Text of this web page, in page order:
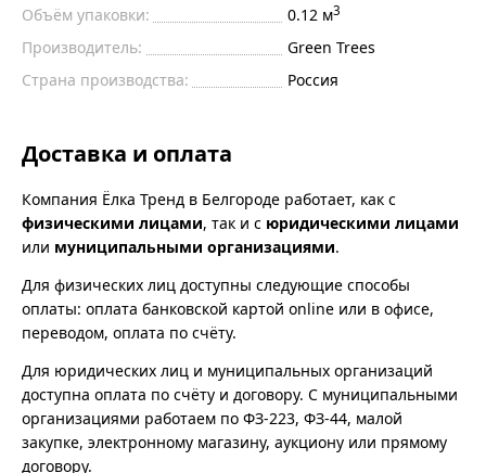
Объём упаковки:
0.12 м3
Производитель:
Green Trees
Страна производства:
Россия
Доставка и оплата
Компания Ёлка Тренд в Белгороде работает, как с
физическими лицами, так и с юридическими лицами
или муниципальными организациями.
Для физических лиц доступны следующие способы
оплаты: оплата банковской картой online или в офисе,
переводом, оплата по счёту.
Для юридических лиц и муниципальных организаций
доступна оплата по счёту и договору. С муниципальными
организациями работаем по ФЗ-223, ФЗ-44, малой
закупке, электронному магазину, аукциону или прямому
договору.